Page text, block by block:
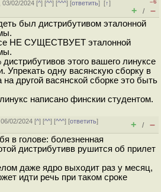
03/02/2024 [^] [^^] [^^^] [ответить][↑]
–6
+ / –
был дистрибутивом эталонной
НЕ СУЩЕСТВУЕТ эталонной
этого вашего линуксе
Упрекать одну васянскую сборку в
на другой васянской сборке это быть
написано финскии студентом.
02/2024 [^] [^^] [^^^] [ответить]
+ / –
в голове: болезненная
дистрибутивв рушится об прилет
даже ядро выходит раз у месяц,
идти речь при таком сроке